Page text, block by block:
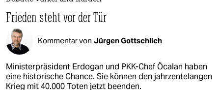
Frieden steht vor der Tür
Kommentar von Jürgen Gottschlich
Ministerpräsident Erdogan und PKK-Chef Öcalan haben
eine historische Chance. Sie können den jahrzentelangen
Krieg mit 40.000 Toten jetzt beenden.